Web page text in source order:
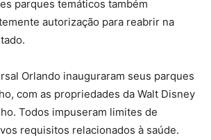
parques temáticos também
autorização para reabrir na
Orlando inauguraram seus parques
com as propriedades da Walt Disney
Todos impuseram limites de
requisitos relacionados à saúde.